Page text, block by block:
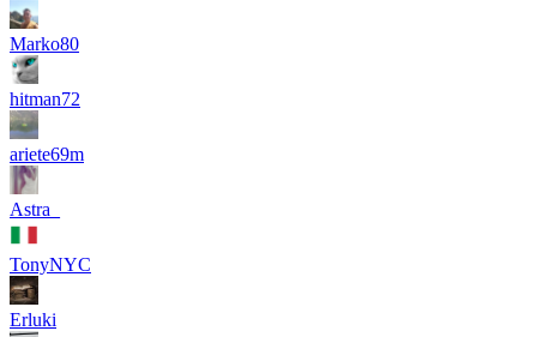
Marko80
hitman72
ariete69m
Astra_
TonyNYC
Erluki